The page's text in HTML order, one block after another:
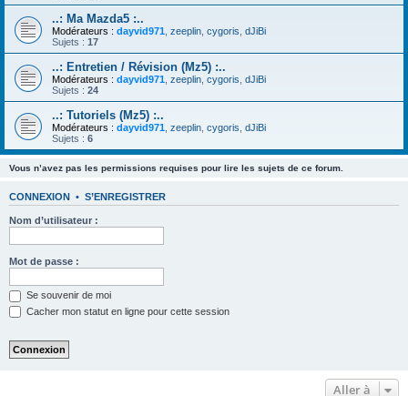
..: Ma Mazda5 :..
Modérateurs : dayvid971 zeeplin cygoris dJiBi
Sujets : 17
..: Entretien / Révision (Mz5) :..
Modérateurs : dayvid971 zeeplin cygoris dJiBi
Sujets : 24
..: Tutoriels (Mz5) :..
Modérateurs : dayvid971 zeeplin cygoris dJiBi
Sujets : 6
Vous n’avez pas les permissions requises pour lire les sujets de ce forum.
CONNEXION • S’ENREGISTRER
Nom d’utilisateur :
Mot de passe :
Se souvenir de moi
Cacher mon statut en ligne pour cette session
Aller à